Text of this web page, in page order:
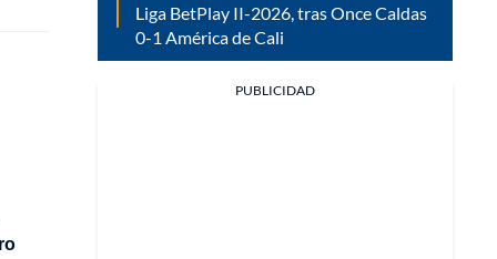
Liga BetPlay II-2026, tras Once Caldas
0-1 América de Cali
PUBLICIDAD